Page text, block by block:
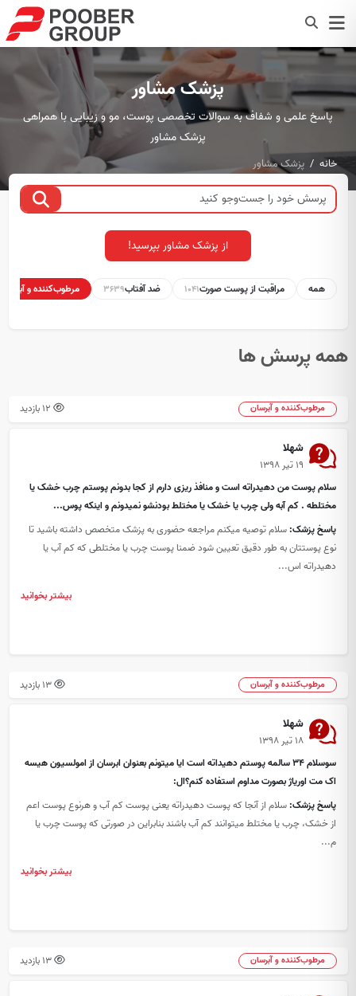
پزشک مشاور
پاسخ علمی و شفاف به سوالات تخصصی پوست، مو و زیبایی با همراهی
پزشک مشاور
خانه پزشک مشاور
از پزشک مشاور بپرسید!
همه مراقبت از پوست صورت1041 ضد آفتاب3639 مرطوب‌کننده و آبرسان
همه پرسش ها
مرطوب‌کننده و آبرسان
شهلا
۱۹ تیر ۱۳۹۸
سلام پوست من دهیدراته است و منافذ ریزی دارم از کجا بدونم پوستم چرب خشک یا
مختلطه . کم آبه ولی چرب یا خشک یا مختلط بودنشو نمیدونم و اینکه پوس...
پاسخ پزشک: سلام توصیه میکنم مراجعه حضوری به پزشک متخصص داشته باشید تا
نوع پوستتان به طور دقیق تعیین شود ضمنا پوست چرب یا مختلطی که کم آب یا
دهیدراته اس...
بیشتر بخوانید
مرطوب‌کننده و آبرسان 13 بازدید
شهلا
۱۸ تیر ۱۳۹۸
سوسلام 34 سالمه پوستم دهیداته است ایا میتونم بعنوان ابرسان از امولسیون هیسه
اک مت اوریاژ بصورت مداوم استفاده کنم؟ال:
پاسخ پزشک: سلام از آنجا که پوست دهیدراته یعنی پوست کم آب و هرنوع پوست اعم
از خشک، چرب یا مختلط میتوانند کم آب باشند بنابراین در صورتی که پوست چرب یا
م...
بیشتر بخوانید
مرطوب‌کننده و آبرسان 13 بازدید